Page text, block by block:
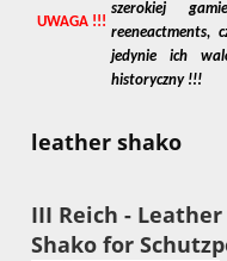
UWAGA !!!
szerokiej
reeneactments,
jedynie ich
historyczny !!!
leather shako
III Reich -
Shako for